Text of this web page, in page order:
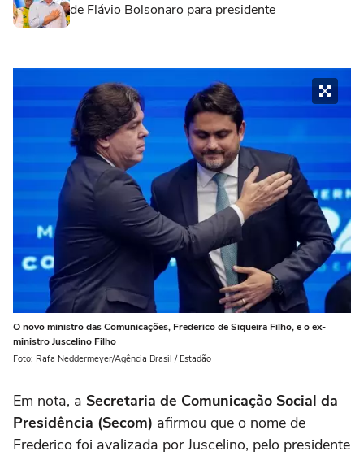
de Flávio Bolsonaro para presidente
O novo ministro das Comunicações, Frederico de Siqueira Filho, e o ex-
ministro Juscelino Filho
Foto: Rafa Neddermeyer/Agência Brasil / Estadão
Em nota, a Secretaria de Comunicação Social da
Presidência (Secom) afirmou que o nome de
Frederico foi avalizada por Juscelino, pelo presidente